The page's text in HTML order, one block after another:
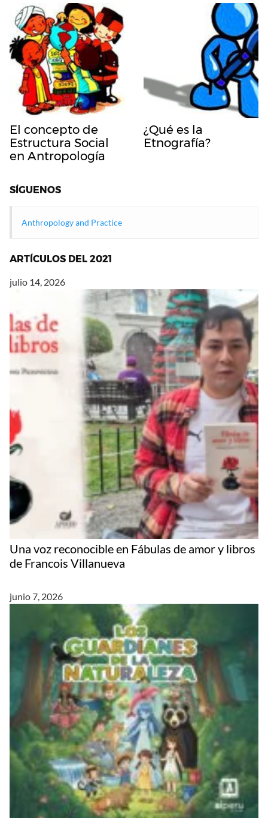
El concepto de
Estructura Social
en Antropología
¿Qué es la
Etnografía?
SÍGUENOS
Anthropology and Practice
ARTÍCULOS DEL 2021
julio 14, 2026
Una voz reconocible en Fábulas de amor y libros
de Francois Villanueva
junio 7, 2026